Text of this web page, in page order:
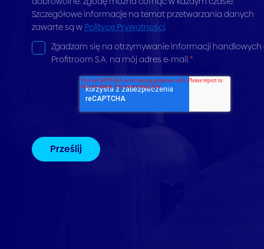
Szczegółowe informacje na temat przetwarzania danych
zawarte są w Polityce Prywatności.
Zgadzam się na otrzymywanie informacji handlowych
Profitroom S.A. na mój adres e-mail.*